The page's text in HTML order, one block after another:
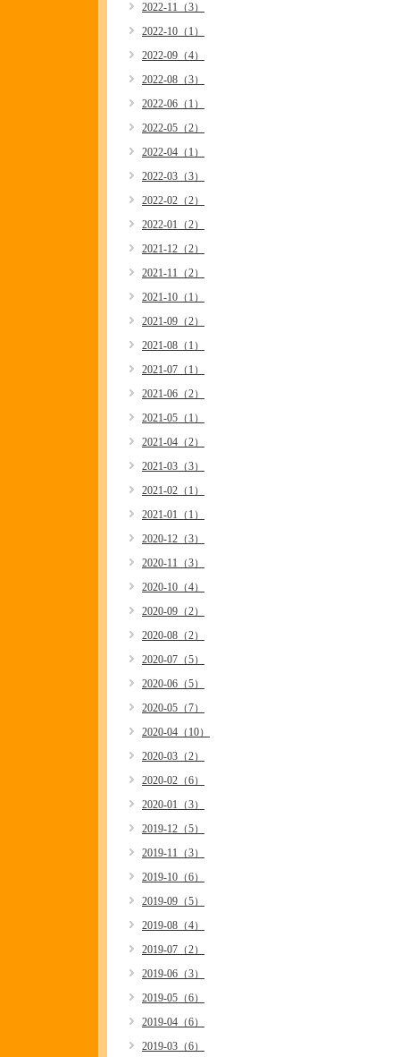
2022-11（3）
2022-10（1）
2022-09（4）
2022-08（3）
2022-06（1）
2022-05（2）
2022-04（1）
2022-03（3）
2022-02（2）
2022-01（2）
2021-12（2）
2021-11（2）
2021-10（1）
2021-09（2）
2021-08（1）
2021-07（1）
2021-06（2）
2021-05（1）
2021-04（2）
2021-03（3）
2021-02（1）
2021-01（1）
2020-12（3）
2020-11（3）
2020-10（4）
2020-09（2）
2020-08（2）
2020-07（5）
2020-06（5）
2020-05（7）
2020-04（10）
2020-03（2）
2020-02（6）
2020-01（3）
2019-12（5）
2019-11（3）
2019-10（6）
2019-09（5）
2019-08（4）
2019-07（2）
2019-06（3）
2019-05（6）
2019-04（6）
2019-03（6）